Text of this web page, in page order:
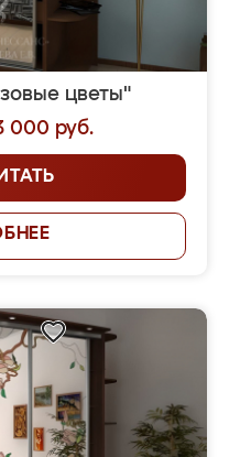
цветы"
000 руб.